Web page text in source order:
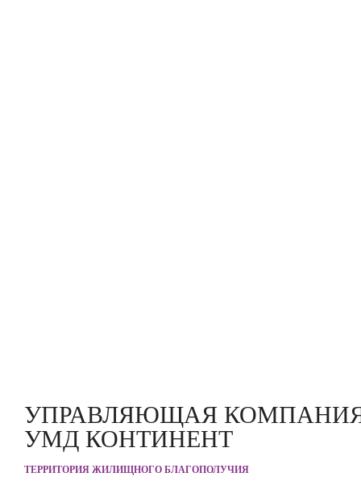
УПРАВЛЯЮЩАЯ
УМД КОНТИНЕНТ
ТЕРРИТОРИЯ ЖИЛИЩНОГО БЛАГОПОЛУЧИЯ